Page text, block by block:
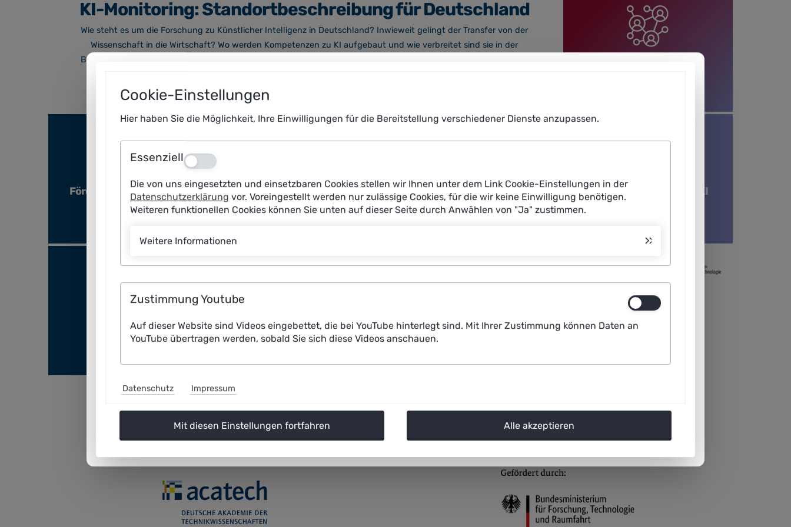
KI-Monitoring: Standortbeschreibung für Deutschland
Wie steht es um die Forschung zu Künstlicher Intelligenz in Deutschland? Inwieweit gelingt der Transfer von der
Wissenschaft in die Wirtschaft? Wo werden Kompetenzen zu KI aufgebaut und wie verbreitet sind sie in der
Bevölkerung? Kennzahlen dazu liefert das KI-Monitoring der Plattform Lernende Systeme – und zeigt damit den
KI-Nachwuchsgruppen
Förderprogramme für KMU
Transfer
KI-Patente
Transfer
Lernangebote an Schulen
Kompetenzen
Studiengänge rund um KI
KI-Startups
Öffentlich geförderte
Transferzentren
KI-Kompetenzen von
Cookie-Einstellungen
Hier haben Sie die Möglichkeit, Ihre Einwilligungen für die Bereitstellung verschiedener Dienste anzupassen.
Essenziell Aus
Die von uns eingesetzten und einsetzbaren Cookies stellen wir Ihnen unter dem Link Cookie-Einstellungen in der
Datenschutzerklärung vor. Voreingestellt werden nur zulässige Cookies, für die wir keine Einwilligung benötigen.
Weiteren funktionellen Cookies können Sie unten auf dieser Seite durch Anwählen von "Ja" zustimmen.
Weitere Informationen
Zustimmung Youtube
Auf dieser Website sind Videos eingebettet, die bei YouTube hinterlegt sind. Mit Ihrer Zustimmung können Daten an
YouTube übertragen werden, sobald Sie sich diese Videos anschauen.
Datenschutz Impressum
Mit diesen Einstellungen fortfahren Alle akzeptieren